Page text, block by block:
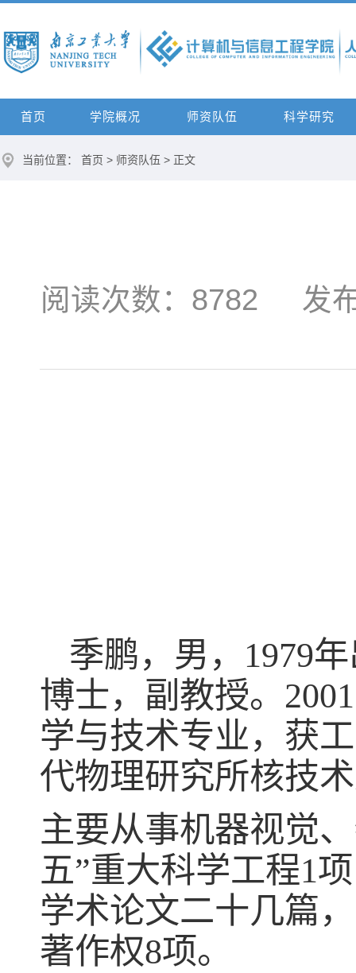
首页 学院概况 师资队伍 科学研究
当前位置： 首页 > 师资队伍 > 正文
阅读次数： 8782 发布
季鹏，男， 1979
博士，副教授。 2001
学与技术专业，获
代物理研究所核技
主要从事机器视觉
五”重大科学工程1
学术论文二十几篇
著作权8项。